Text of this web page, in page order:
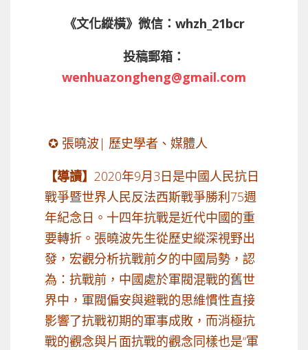
《文化縱橫》微信：whzh_21bcr
投稿郵箱：
wenhuazongheng@gmail.com
✪ 張曉波| 歷史學者、媒體人
【導讀】 2020年9月3日是中國人民抗日
戰爭暨世界人民反法西斯戰爭勝利75週
年紀念日。十四年抗戰是近代中國的重
要轉折。張曉波先生從歷史縱深視野出
發，宏觀分析抗戰前夕的中國局勢，認
為：抗戰前，中國處於軍閥混戰的舊世
界中，軍閥偏安與避戰的思維慣性直接
影響了抗戰初期的軍事成敗，而消極抗
戰的觀念與片面抗戰的觀念同樣也是“軍